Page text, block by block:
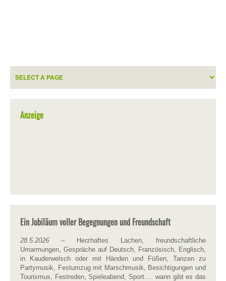
Anzeige
Ein Jubiläum voller Begegnungen und Freundschaft
28.5.2026 – Herzhaftes Lachen, freundschaftliche
Umarmungen, Gespräche auf Deutsch, Französisch, Englisch,
in Kauderwelsch oder mit Händen und Füßen, Tanzen zu
Partymusik, Festumzug mit Marschmusik, Besichtigungen und
Tourismus, Festreden, Spieleabend, Sport…. wann gibt es das